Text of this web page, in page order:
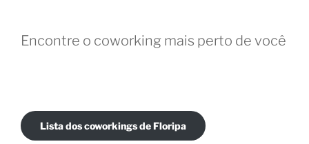
Encontre o coworking mais perto de você
Lista dos coworkings de Floripa